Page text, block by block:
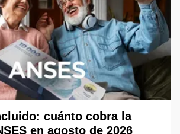
cuánto cobra la
en agosto de 2026